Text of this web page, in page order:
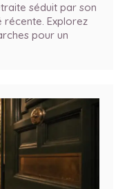
séduit par son
récente. Explorez
pour un